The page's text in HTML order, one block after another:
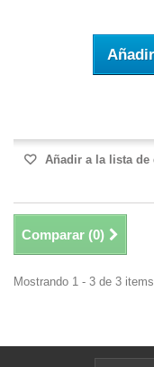
Añadir a la lista de
Comparar (0)
Mostrando 1 - 3 de 3 items